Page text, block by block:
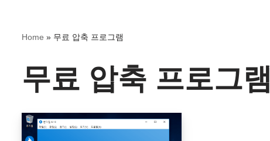
Home » 무료 압축 프로그램
무료 압축 프로그램